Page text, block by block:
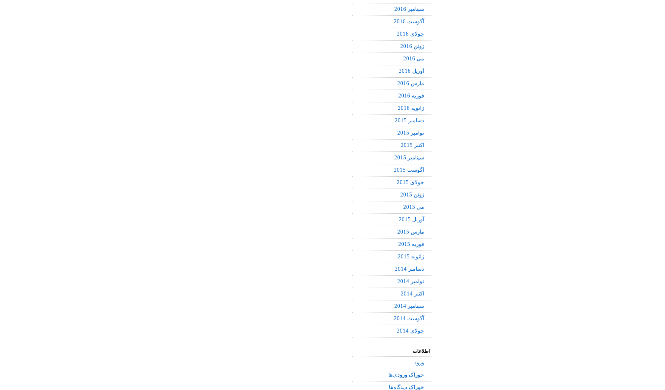
سپتامبر 2016
آگوست 2016
جولای 2016
ژوئن 2016
می 2016
آوریل 2016
مارس 2016
فوریه 2016
ژانویه 2016
دسامبر 2015
نوامبر 2015
اکتبر 2015
سپتامبر 2015
آگوست 2015
جولای 2015
ژوئن 2015
می 2015
آوریل 2015
مارس 2015
فوریه 2015
ژانویه 2015
دسامبر 2014
نوامبر 2014
اکتبر 2014
سپتامبر 2014
آگوست 2014
جولای 2014
اطلاعات
ورود
خوراک ورودی‌ها
خوراک دیدگاه‌ها